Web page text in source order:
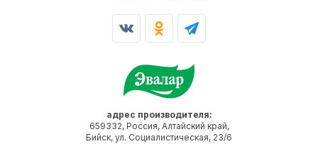
адрес производителя:
659332, Россия, Алтайский край,
Бийск, ул. Социалистическая, 23/6